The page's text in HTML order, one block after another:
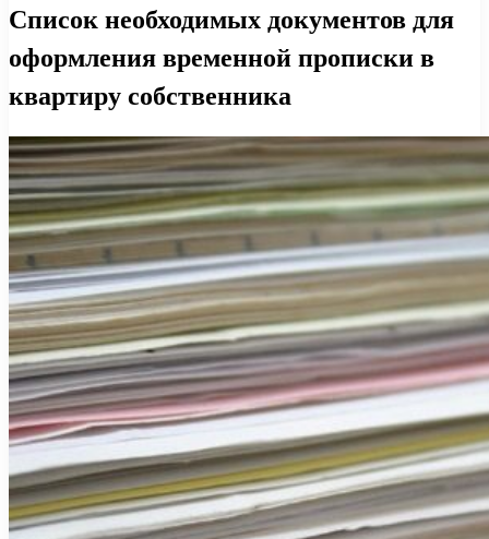
Список необходимых документов для
оформления временной прописки в
квартиру собственника